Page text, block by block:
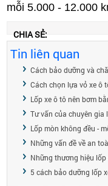
mỗi 5.000 - 12.000
CHIA SẺ:
Tin liên quan
Cách bảo dưỡng và
Cách chọn lựa vỏ xe ô
Lốp xe ô tô nên bơm
Tư vấn của chuyên gia
Lốp mòn không đều -
Những vấn đề về an
Những thương hiệu
5 cách bảo dưỡng lốp